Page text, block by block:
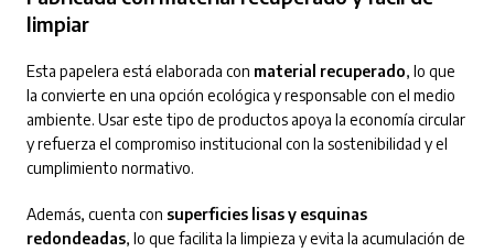
limpiar
Esta papelera está elaborada con material recuperado, lo que
la convierte en una opción ecológica y responsable con el medio
ambiente. Usar este tipo de productos apoya la economía circular
y refuerza el compromiso institucional con la sostenibilidad y el
cumplimiento normativo.
Además, cuenta con superficies lisas y esquinas
redondeadas, lo que facilita la limpieza y evita la acumulación de